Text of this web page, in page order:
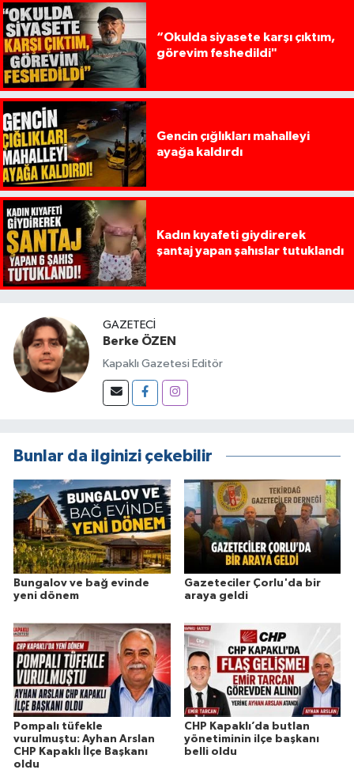
“Okulda siyasete karşı çıktım,
görevim feshedildi"
Gencin çığlıkları mahalleyi
ayağa kaldırdı
Kadın kıyafeti giydirerek
şantaj yapan şahıslar tutuklandı
GAZETECI
Berke ÖZEN
Kapaklı Gazetesi Editör
Bunlar da ilginizi çekebilir
Bungalov ve bağ evinde
yeni dönem
Gazeteciler Çorlu'da bir
araya geldi
Pompalı tüfekle
vurulmuştu: Ayhan Arslan
CHP Kapaklı İlçe Başkanı
oldu
CHP Kapaklı’da butlan
yönetiminin ilçe başkanı
belli oldu